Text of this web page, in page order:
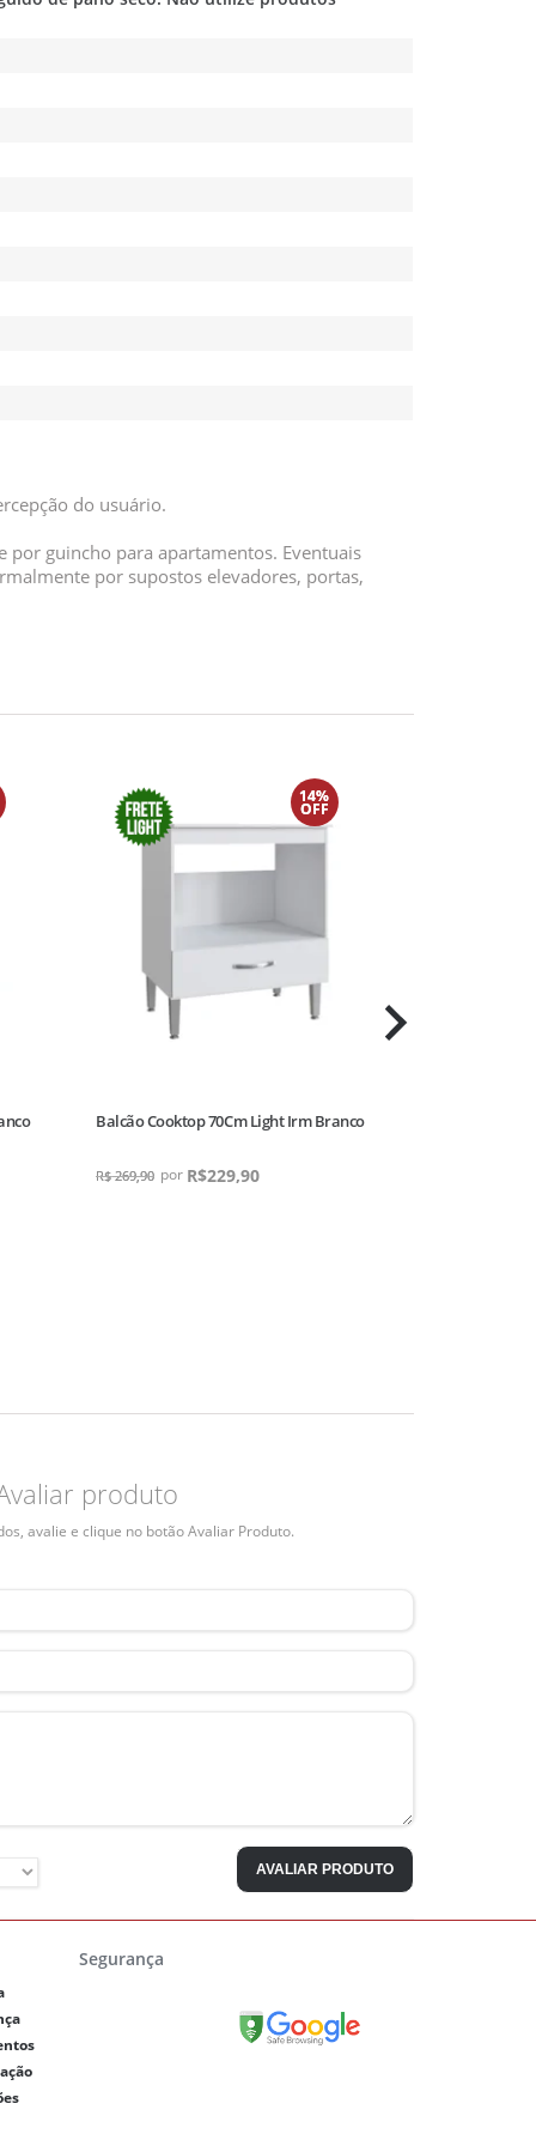
do usuário.
por guincho para apartamentos. Eventuais
por supostos elevadores, portas,
14%
OFF
Balcão Cooktop 70Cm Light Irm Branco
R$ 269,90 R$229,90
produto
avalie e clique no botão Avaliar Produto.
AVALIAR PRODUTO
Segurança